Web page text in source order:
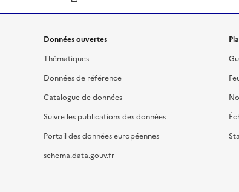
Données ouvertes
Thématiques
Données de référence
Catalogue de données
Suivre les publications des données
Portail des données européennes
schema.data.gouv.fr